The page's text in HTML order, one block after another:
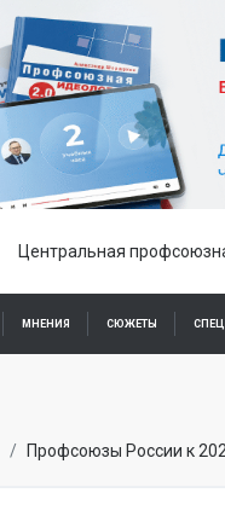
Центральная
МНЕНИЯ СЮЖЕТЫ
Профсоюзы России к